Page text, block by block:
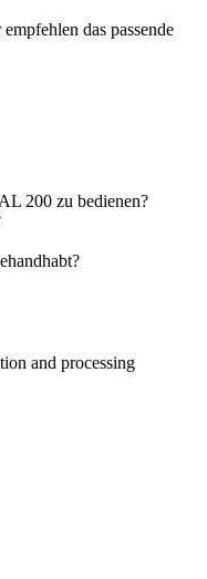
das passende
200 zu bedienen?
and processing